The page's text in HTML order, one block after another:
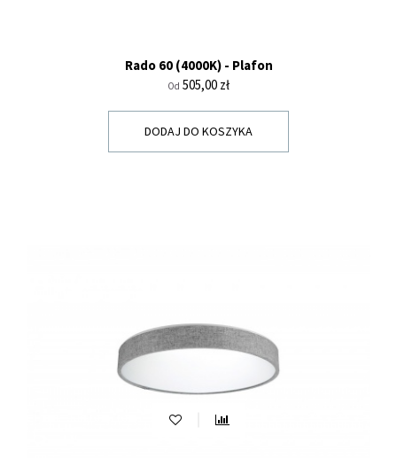
Rado 60 (4000K) - Plafon
Od Cena
505,00 zł
DODAJ DO KOSZYKA